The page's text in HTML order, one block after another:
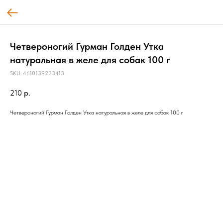
Четвероногий Гурман Голден Утка
натуральная в желе для собак 100 г
SKU: 4610139233413
210 р.
Четвероногий Гурман Голден Утка натуральная в желе для собак 100 г